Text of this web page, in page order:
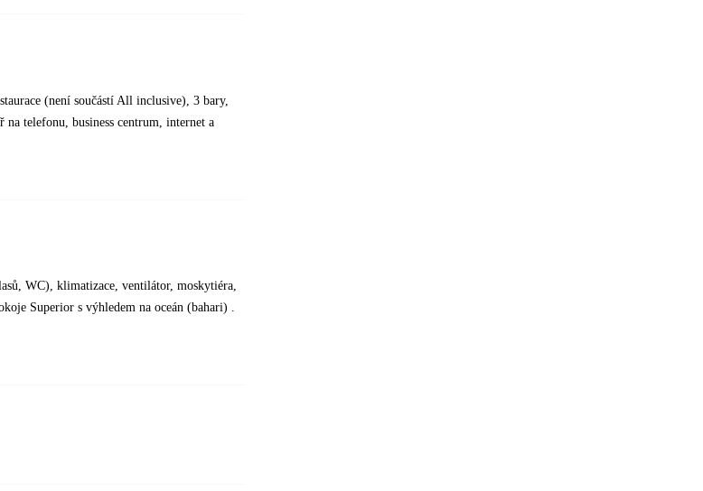
(není součástí All inclusive), 3 bary,
na telefonu, business centrum, internet a
WC), klimatizace, ventilátor, moskytiéra,
Superior s výhledem na oceán (bahari) .